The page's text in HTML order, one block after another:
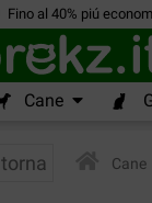
Fino al 40% piú
Cane
torna Cane